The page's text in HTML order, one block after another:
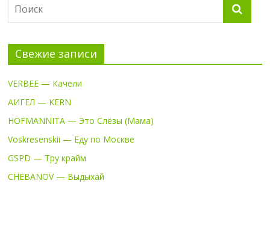
Свежие записи
VERBEE — Качели
АИГЕЛ — KERN
HOFMANNITA — Это Слёзы (Мама)
Voskresenskii — Еду по Москве
GSPD — Тру крайм
CHEBANOV — Выдыхай